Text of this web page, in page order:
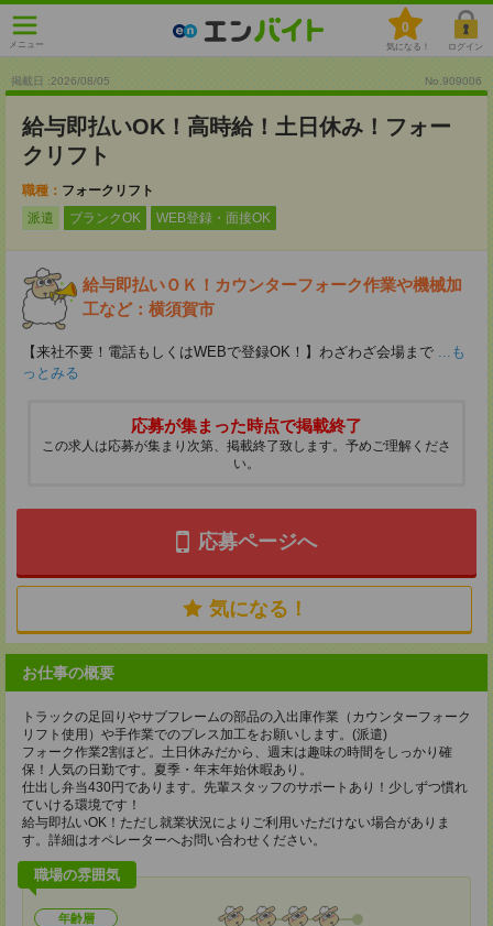
メニュー
0
気になる！ ログイン
掲載日 :2026/08/05 No.909006
給与即払いOK！高時給！土日休み！フォー
クリフト
職種： フォークリフト
派遣
ブランクOK WEB登録・面接OK
給与即払いＯＫ！カウンターフォーク作業や機械加
工など：横須賀市
【来社不要！電話もしくはWEBで登録OK！】わざわざ会場まで ...も
っとみる
応募が集まった時点で掲載終了
この求人は応募が集まり次第、掲載終了致します。予めご理解くださ
い。
応募ページへ
気になる！
お仕事の概要
トラックの足回りやサブフレームの部品の入出庫作業（カウンターフォーク
リフト使用）や手作業でのプレス加工をお願いします。(派遣)
フォーク作業2割ほど。土日休みだから、週末は趣味の時間をしっかり確
保！人気の日勤です。夏季・年末年始休暇あり。
仕出し弁当430円であります。先輩スタッフのサポートあり！少しずつ慣れ
ていける環境です！
給与即払いOK！ただし就業状況によりご利用いただけない場合がありま
す。詳細はオペレーターへお問い合わせください。
職場の雰囲気
年齢層